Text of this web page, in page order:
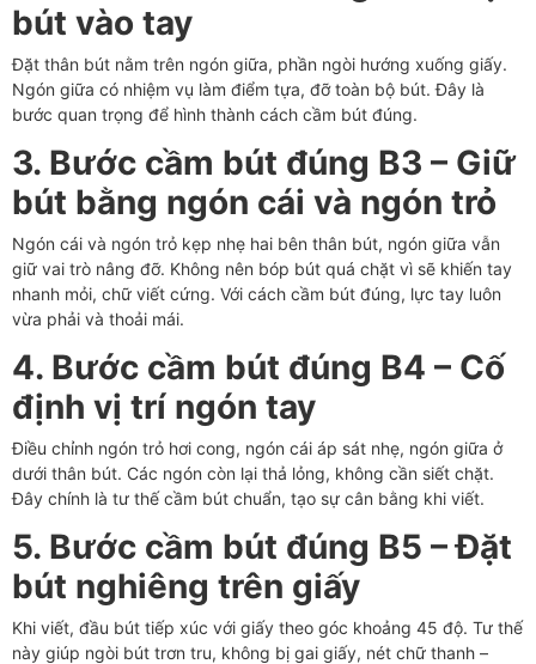
bút vào tay
Đặt thân bút nằm trên ngón giữa, phần ngòi hướng xuống giấy.
Ngón giữa có nhiệm vụ làm điểm tựa, đỡ toàn bộ bút. Đây là
bước quan trọng để hình thành cách cầm bút đúng.
3. Bước cầm bút đúng B3 – Giữ
bút bằng ngón cái và ngón trỏ
Ngón cái và ngón trỏ kẹp nhẹ hai bên thân bút, ngón giữa vẫn
giữ vai trò nâng đỡ. Không nên bóp bút quá chặt vì sẽ khiến tay
nhanh mỏi, chữ viết cứng. Với cách cầm bút đúng, lực tay luôn
vừa phải và thoải mái.
4. Bước cầm bút đúng B4 – Cố
định vị trí ngón tay
Điều chỉnh ngón trỏ hơi cong, ngón cái áp sát nhẹ, ngón giữa ở
dưới thân bút. Các ngón còn lại thả lỏng, không cần siết chặt.
Đây chính là tư thế cầm bút chuẩn, tạo sự cân bằng khi viết.
5. Bước cầm bút đúng B5 – Đặt
bút nghiêng trên giấy
Khi viết, đầu bút tiếp xúc với giấy theo góc khoảng 45 độ. Tư thế
này giúp ngòi bút trơn tru, không bị gai giấy, nét chữ thanh –